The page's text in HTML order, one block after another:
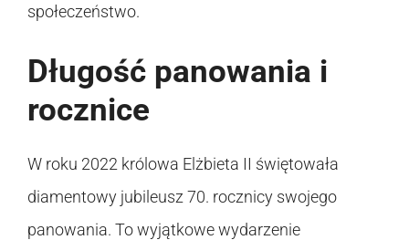
społeczeństwo.
Długość panowania i
rocznice
W roku 2022 królowa Elżbieta II świętowała
diamentowy jubileusz 70. rocznicy swojego
panowania. To wyjątkowe wydarzenie